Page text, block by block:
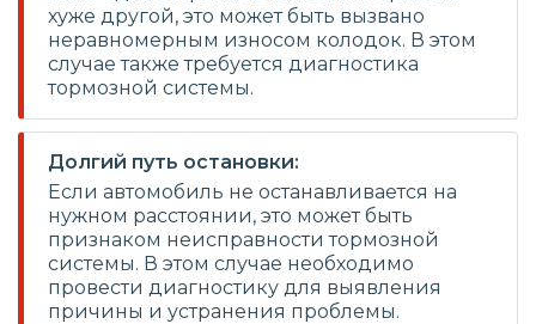
хуже другой, это может быть вызвано
неравномерным износом колодок. В этом
случае также требуется диагностика
тормозной системы.
Долгий путь остановки:
Если автомобиль не останавливается на
нужном расстоянии, это может быть
признаком неисправности тормозной
системы. В этом случае необходимо
провести диагностику для выявления
причины и устранения проблемы.